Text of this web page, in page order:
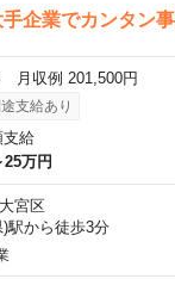
企業でカンタン
月収例 201,500円
支給あり
支給
25万円
宮区
駅から徒歩3分